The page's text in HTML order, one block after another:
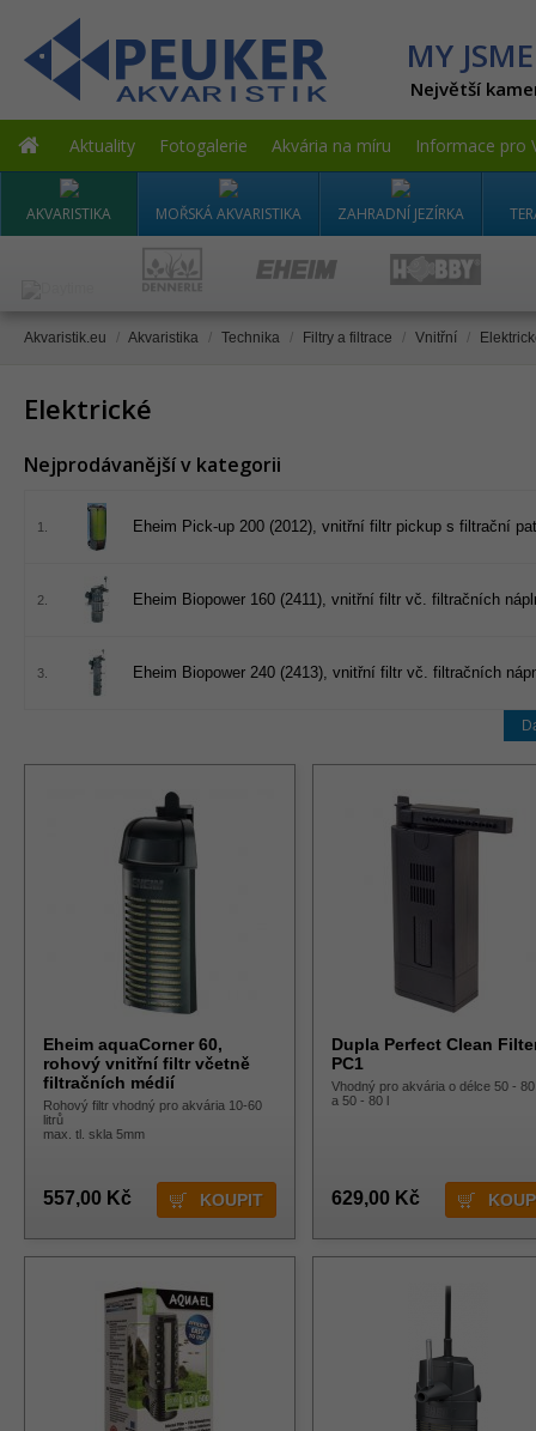
MY
Největší
Aktuality Fotogalerie Akvária na míru Informace pro
AKVARISTIKA MOŘSKÁ AKVARISTIKA ZAHRADNÍ JEZÍRKA
Akvaristik.eu / Akvaristika / Technika / Filtry a filtrace / Vnitřní /
Elektrické
Nejprodávanější v kategorii
1. Eheim Pick-up 200 (2012), vnitřní filtr pickup s filtrační
2. Eheim Biopower 160 (2411), vnitřní filtr vč. filtračních
3. Eheim Biopower 240 (2413), vnitřní filtr vč. filtračních
Eheim aquaCorner 60,
rohový vnitřní filtr včetně
filtračních médií
Rohový filtr vhodný pro akvária 10-60
litrů
max. tl. skla 5mm
557,00 Kč
Dupla Perfect Clean
PC1
Vhodný pro akvária o délce 50 -
a 50 - 80 l
629,00 Kč